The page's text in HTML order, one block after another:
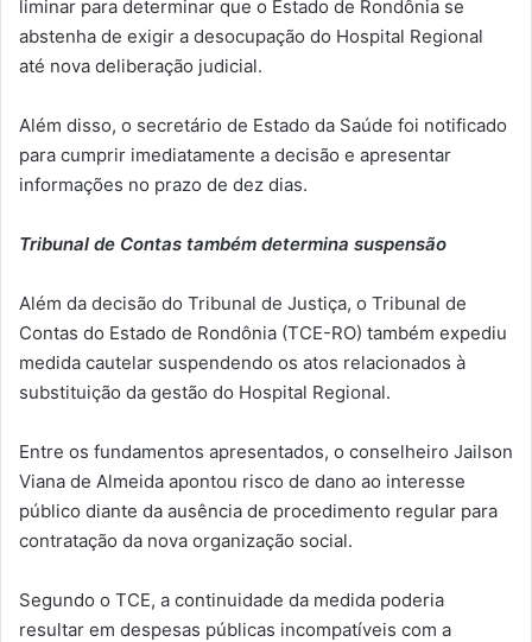
liminar para determinar que o Estado de Rondônia se
abstenha de exigir a desocupação do Hospital Regional
até nova deliberação judicial.
Além disso, o secretário de Estado da Saúde foi notificado
para cumprir imediatamente a decisão e apresentar
informações no prazo de dez dias.
Tribunal de Contas também determina suspensão
Além da decisão do Tribunal de Justiça, o Tribunal de
Contas do Estado de Rondônia (TCE-RO) também expediu
medida cautelar suspendendo os atos relacionados à
substituição da gestão do Hospital Regional.
Entre os fundamentos apresentados, o conselheiro Jailson
Viana de Almeida apontou risco de dano ao interesse
público diante da ausência de procedimento regular para
contratação da nova organização social.
Segundo o TCE, a continuidade da medida poderia
resultar em despesas públicas incompatíveis com a